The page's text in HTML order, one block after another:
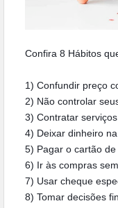
Confira 8 Hábitos
1) Confundir preço
2) Não controlar
3) Contratar
4) Deixar dinheiro
5) Pagar o cartão
6) Ir às compras
7) Usar cheque
8) Tomar decisões